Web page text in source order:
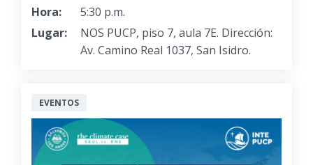
Hora:
5:30 p.m.
Lugar:
NOS PUCP, piso 7, aula 7E. Dirección:
Av. Camino Real 1037, San Isidro.
EVENTOS